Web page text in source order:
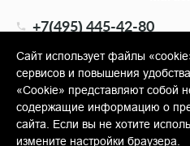
+7(495) 445-42-80
info@shopkm.ru
© Copyright 2013-2026
Керамика»
Сайт использует файлы
сервисов и повышения
«Cookie» представляют собой
содержащие информацию о
сайта. Если вы не хотите
измените настройки браузера.